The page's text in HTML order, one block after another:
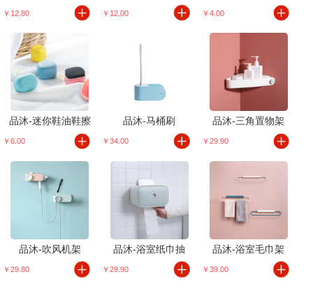
￥12.80 ￥12.00 ￥4.00
品沐-迷你鞋油鞋擦
￥6.00
品沐-马桶刷
￥34.00
品沐-三角置物架
￥29.90
品沐-吹风机架
￥29.80
品沐-浴室纸巾抽
￥29.90
品沐-浴室毛巾架
￥39.00